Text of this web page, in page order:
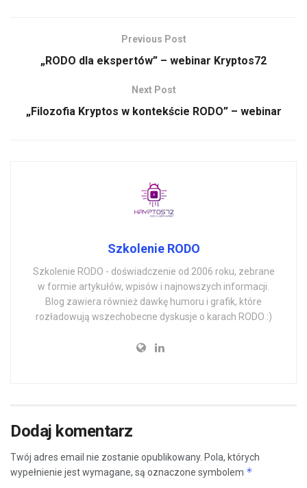
Previous Post
„RODO dla ekspertów” – webinar Kryptos72
Next Post
„Filozofia Kryptos w kontekście RODO” – webinar
Szkolenie RODO
Szkolenie RODO - doświadczenie od 2006 roku, zebrane
w formie artykułów, wpisów i najnowszych informacji.
Blog zawiera również dawkę humoru i grafik, które
rozładowują wszechobecne dyskusje o karach RODO :)
Dodaj komentarz
Twój adres email nie zostanie opublikowany. Pola, których
wypełnienie jest wymagane, są oznaczone symbolem *